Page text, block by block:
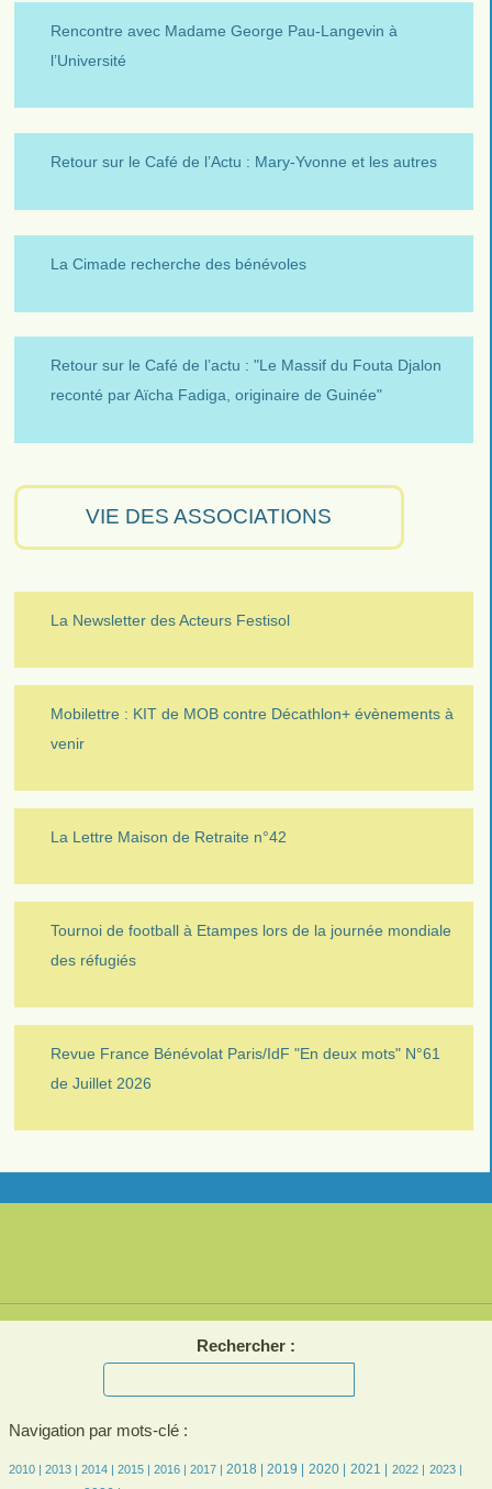
Rencontre avec Madame George Pau-Langevin à
l’Université
Retour sur le Café de l’Actu : Mary-Yvonne et les autres
La Cimade recherche des bénévoles
Retour sur le Café de l’actu : "Le Massif du Fouta Djalon
reconté par Aïcha Fadiga, originaire de Guinée"
VIE DES ASSOCIATIONS
La Newsletter des Acteurs Festisol
Mobilettre : KIT de MOB contre Décathlon+ évènements à
venir
La Lettre Maison de Retraite n°42
Tournoi de football à Etampes lors de la journée mondiale
des réfugiés
Revue France Bénévolat Paris/IdF "En deux mots" N°61
de Juillet 2026
Rechercher :
Navigation par mots-clé :
7/2516
2010 |
7/25162013 |
202/2516 2014 |
379/2516 2015 |
449/2516 2016 |
518/2516 2017 |
708/2516 2018 |
723/2516 2019 |
627/2516 2020 |
652/2516 2021 |
490/2516 2022 |
482/2516 2023 |
497/2516